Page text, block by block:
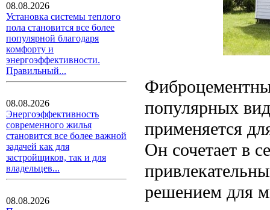
08.08.2026
Установка системы теплого
пола становится все более
популярной благодаря
комфорту и
энергоэффективности.
Правильный...
08.08.2026
Энергоэффективность
современного жилья
становится все более важной
задачей как для
застройщиков, так и для
владельцев...
08.08.2026
популярных
применяется
Он сочетает в
решением для